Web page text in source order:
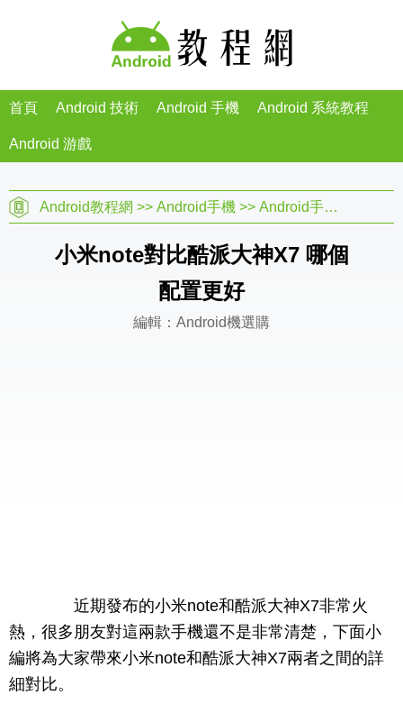
首頁 Android 技術 Android 手機 Android 系統教程
Android 游戲
Android教程網 >> Android手機 >> Android手機教程
小米note對比酷派大神X7 哪個
配置更好
編輯：Android機選購
近期發布的小米note和酷派大神X7非常火
熱，很多朋友對這兩款手機還不是非常清楚，下面小
編將為大家帶來小米note和酷派大神X7兩者之間的詳
細對比。